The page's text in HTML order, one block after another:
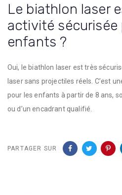
Le biathlon laser
activité sécurisée
enfants ?
Oui, le biathlon laser est très
laser sans projectiles réels. C’est
pour les enfants à partir de 8 ans,
ou d’un encadrant qualifié.
PARTAGER SUR